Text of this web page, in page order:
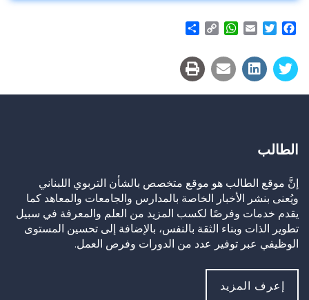
Facebook
Twitter
Email
WhatsApp
Copy
الطالب
إنَّ موقع الطالب هو موقع متخصص بالشأن التربوي اللبناني
ويُعنى بنشر الأخبار الخاصة بالمدارس والجامعات والمعاهد كما
يقدم خدمات وفرصًا لكسب المزيد من العلم والمعرفة في سبيل
تطوير الذات وبناء الثقة بالنفس، بالإضافة إلى تحسين المستوى
الوظيفي عبر توفير عدد من الدورات وفرص العمل.
إعرف المزيد